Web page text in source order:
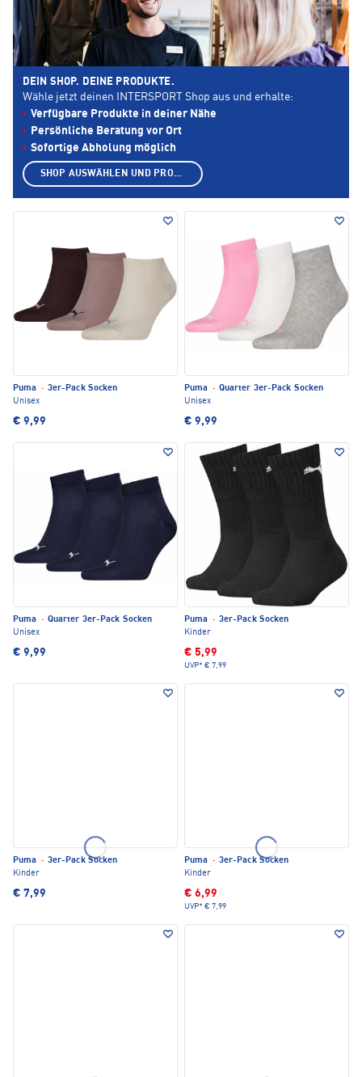
Puma · 3er-Pack Socken
Unisex
€ 9,99
Puma · Quarter 3er-Pack Socken
Unisex
€ 9,99
Puma · Quarter 3er-Pack Socken
Unisex
€ 9,99
Puma · 3er-Pack Socken
Kinder
€ 5,99
UVP* € 7,99
Puma · 3er-Pack Socken
Kinder
€ 7,99
Puma · 3er-Pack Socken
Kinder
€ 6,99
UVP* € 7,99
DEIN SHOP. DEINE PRODUKTE.
Wähle jetzt deinen INTERSPORT Shop aus und erhalte:
Verfügbare Produkte in deiner Nähe
Persönliche Beratung vor Ort
Sofortige Abholung möglich
SHOP AUSWÄHLEN UND PRODUKTE ANZEIGEN